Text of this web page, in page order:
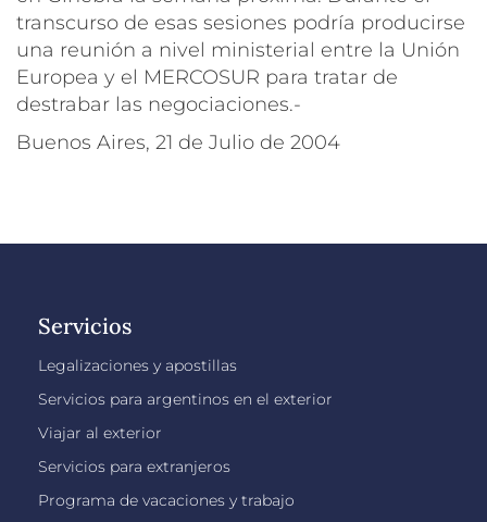
transcurso de esas sesiones podría producirse
una reunión a nivel ministerial entre la Unión
Europea y el MERCOSUR para tratar de
destrabar las negociaciones.-
Buenos Aires, 21 de Julio de 2004
Servicios
Legalizaciones y apostillas
Servicios para argentinos en el exterior
Viajar al exterior
Servicios para extranjeros
Programa de vacaciones y trabajo